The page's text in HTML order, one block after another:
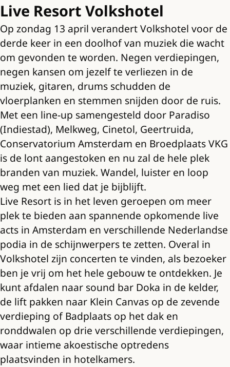
Live Resort Volkshotel
Op zondag 13 april verandert Volkshotel voor de
derde keer in een doolhof van muziek die wacht
om gevonden te worden. Negen verdiepingen,
negen kansen om jezelf te verliezen in de
muziek, gitaren, drums schudden de
vloerplanken en stemmen snijden door de ruis.
Met een line-up samengesteld door Paradiso
(Indiestad), Melkweg, Cinetol, Geertruida,
Conservatorium Amsterdam en Broedplaats VKG
is de lont aangestoken en nu zal de hele plek
branden van muziek. Wandel, luister en loop
weg met een lied dat je bijblijft.
Live Resort is in het leven geroepen om meer
plek te bieden aan spannende opkomende live
acts in Amsterdam en verschillende Nederlandse
podia in de schijnwerpers te zetten. Overal in
Volkshotel zijn concerten te vinden, als bezoeker
ben je vrij om het hele gebouw te ontdekken. Je
kunt afdalen naar sound bar Doka in de kelder,
de lift pakken naar Klein Canvas op de zevende
verdieping of Badplaats op het dak en
ronddwalen op drie verschillende verdiepingen,
waar intieme akoestische optredens
plaatsvinden in hotelkamers.